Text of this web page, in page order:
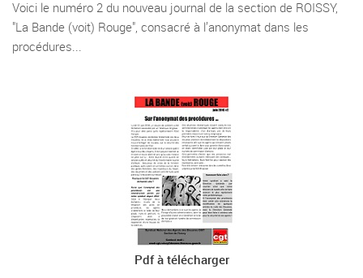
Voici le numéro 2 du nouveau journal de la section de ROISSY,
"La Bande (voit) Rouge", consacré à l’anonymat dans les
procédures...
Pdf à télécharger